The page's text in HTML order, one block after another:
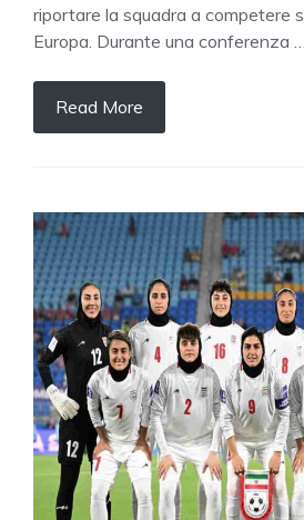
riportare la squadra a competere
Europa. Durante una conferenza …
Read More